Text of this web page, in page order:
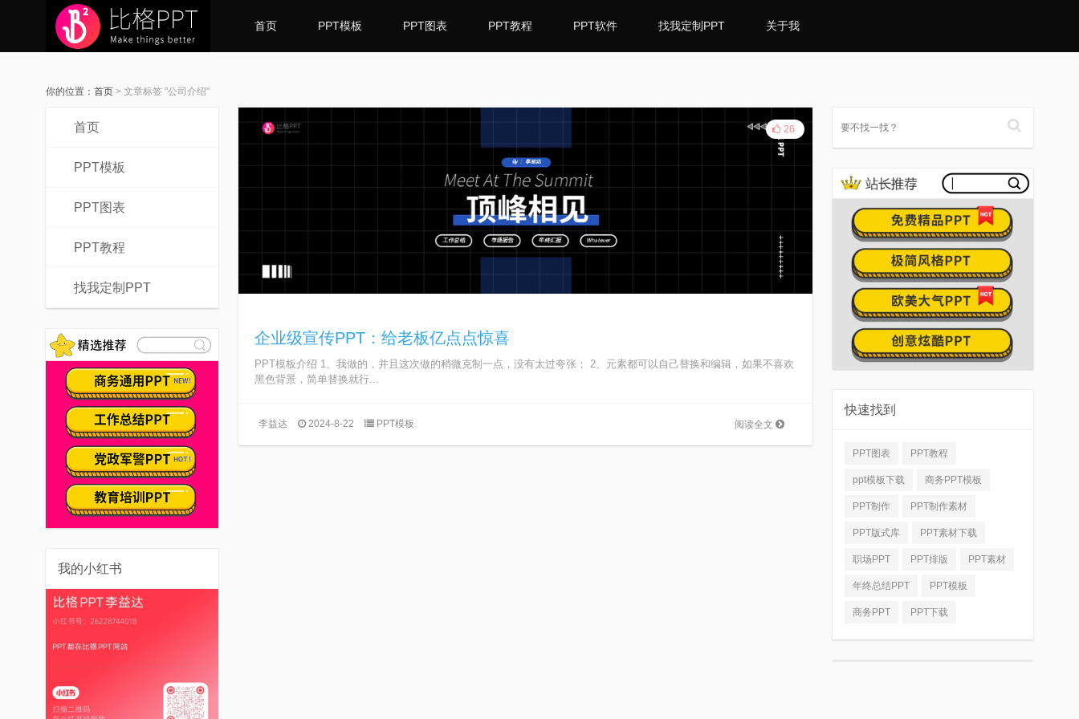
首页 PPT模板 PPT图表 PPT教程 PPT软件 找我定制PPT 关于我
你的位置： 首页 > 文章标签 "公司介绍"
首页
PPT模板
PPT图表
PPT教程
找我定制PPT
我的小红书
26
企业级宣传PPT：给老板亿点点惊喜
PPT模板介绍 1、我做的，并且这次做的稍微克制一点，没有太过夸张； 2、元素都可以自己替换和编辑，如果不喜欢
黑色背景，简单替换就行...
阅读全文
李益达 2024-8-22 PPT模板
快速找到
PPT图表 PPT教程
ppt模板下载 商务PPT模板
PPT制作 PPT制作素材
PPT版式库 PPT素材下载
职场PPT PPT排版 PPT素材
年终总结PPT PPT模板
商务PPT PPT下载